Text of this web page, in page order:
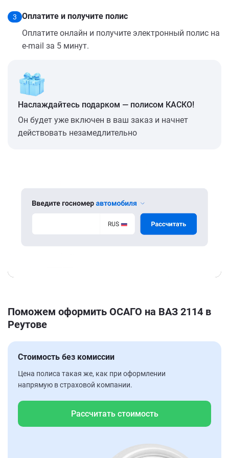
3
Оплатите и получите полис
Оплатите онлайн и получите электронный полис на
e-mail за 5 минут.
Наслаждайтесь подарком — полисом КАСКО!
Он будет уже включен в ваш заказ и начнет
действовать незамедлительно
Поможем оформить ОСАГО на ВАЗ 2114 в
Реутове
Стоимость без комиссии
Цена полиса такая же, как при оформлении
напрямую в страховой компании.
Рассчитать стоимость